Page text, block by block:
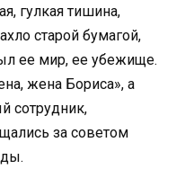
гулкая тишина,
старой бумагой,
ее мир, ее убежище.
жена Бориса», а
сотрудник,
за советом